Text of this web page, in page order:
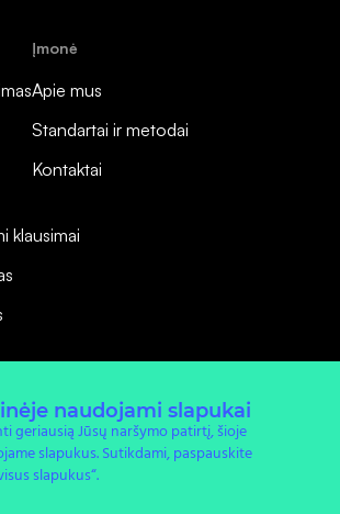
Įmonė
Apie mus
Standartai ir metodai
Kontaktai
klausimai
naudojami slapukai
geriausią Jūsų naršymo patirtį, šioje
slapukus. Sutikdami, paspauskite
slapukus“.